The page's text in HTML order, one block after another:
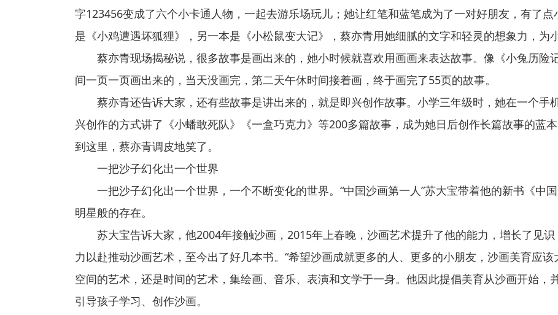
字123456变成了六个小卡通人物，一起去游乐场玩儿；她让红笔和蓝笔成为了一对好朋友，有了
是《小鸡遭遇坏狐狸》，另一本是《小松鼠变大记》，蔡亦青用她细腻的文字和轻灵的想象力，为
蔡亦青现场揭秘说，很多故事是画出来的，她小时候就喜欢用画画来表达故事。像《小兔历险
间一页一页画出来的，当天没画完，第二天午休时间接着画，终于画完了55页的故事。
蔡亦青还告诉大家，还有些故事是讲出来的，就是即兴创作故事。小学三年级时，她在一个手
兴创作的方式讲了《小蟠敢死队》《一盒巧克力》等200多篇故事，成为她日后创作长篇故事的蓝
到这里，蔡亦青调皮地笑了。
一把沙子幻化出一个世界
一把沙子幻化出一个世界，一个不断变化的世界。“中国沙画第一人”苏大宝带着他的新书《中
明星般的存在。
苏大宝告诉大家，他2004年接触沙画，2015年上春晚，沙画艺术提升了他的能力，增长了见
力以赴推动沙画艺术，至今出了好几本书。“希望沙画成就更多的人、更多的小朋友，沙画美育应
空间的艺术，还是时间的艺术，集绘画、音乐、表演和文学于一身。他因此提倡美育从沙画开始，
引导孩子学习、创作沙画。